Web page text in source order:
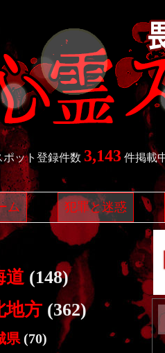
ポット登録件数 3,143 件掲載
ム 犯罪と迷惑
道(148)
地方 (362)
県 (70)